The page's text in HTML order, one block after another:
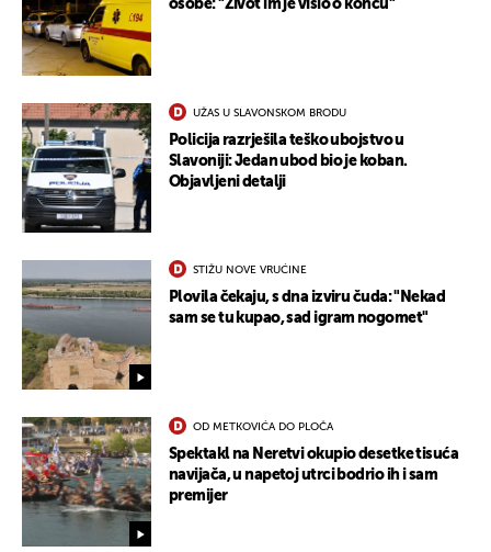
osobe: "Život im je visio o koncu"
UŽAS U SLAVONSKOM BRODU
Policija razrješila teško ubojstvo u
Slavoniji: Jedan ubod bio je koban.
Objavljeni detalji
STIŽU NOVE VRUĆINE
Plovila čekaju, s dna izviru čuda: "Nekad
sam se tu kupao, sad igram nogomet"
OD METKOVIĆA DO PLOČA
Spektakl na Neretvi okupio desetke tisuća
navijača, u napetoj utrci bodrio ih i sam
premijer
UKLJUČITE NOTIFIKACIJE